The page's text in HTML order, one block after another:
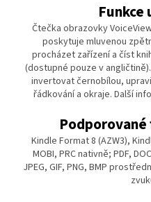
Funkce
Čtečka obrazovky
poskytuje mluvenou
procházet zařízení a číst
(dostupné pouze v
invertovat černobílou,
řádkování a okraje. Další
Kindle Format 8 (AZW3),
MOBI, PRC nativně; PDF,
JPEG, GIF, PNG, BMP